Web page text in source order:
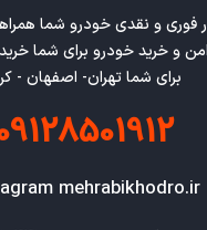
فوری و نقدی خودرو شما
و خرید خودرو برای شما
برای شما تهران- اصفهان -
mehrabikhodro.ir